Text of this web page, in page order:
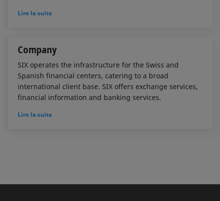
Lire la suite
Company
SIX operates the infrastructure for the Swiss and
Spanish financial centers, catering to a broad
international client base. SIX offers exchange services,
financial information and banking services.
Lire la suite